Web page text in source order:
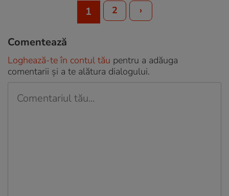
1 2 ›
Comentează
Loghează-te în contul tău pentru a adăuga
comentarii și a te alătura dialogului.